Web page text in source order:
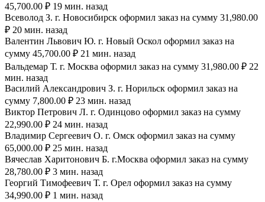
45,700.00 ₽ 19 мин. назад
Всеволод З. г. Новосибирск оформил заказ на сумму 31,980.00
₽ 20 мин. назад
Валентин Львович Ю. г. Новый Оскол оформил заказ на
сумму 45,700.00 ₽ 21 мин. назад
Вальдемар Т. г. Москва оформил заказ на сумму 31,980.00 ₽ 22
мин. назад
Василий Александрович З. г. Норильск оформил заказ на
сумму 7,800.00 ₽ 23 мин. назад
Виктор Петрович Л. г. Одинцово оформил заказ на сумму
22,990.00 ₽ 24 мин. назад
Владимир Сергеевич О. г. Омск оформил заказ на сумму
65,000.00 ₽ 25 мин. назад
Вячеслав Харитонович Б. г.Москва оформил заказ на сумму
28,780.00 ₽ 3 мин. назад
Георгий Тимофеевич Т. г. Орел оформил заказ на сумму
34,990.00 ₽ 1 мин. назад